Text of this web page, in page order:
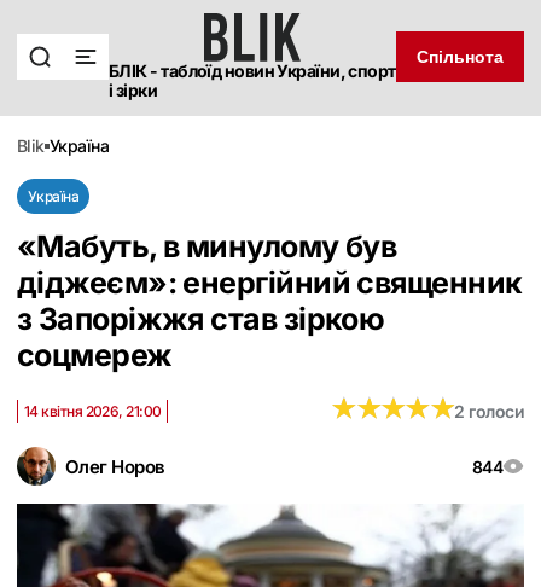
БЛІК - таблоїд новин України, спорт
і зірки
Спільнота
blik україна
Україна
«Мабуть, в минулому був
діджеєм»: енергійний священник
з Запоріжжя став зіркою
соцмереж
Олег Норов 844
14 квітня 2026, 21:00 ★★★★★
★★★★★2 голоси